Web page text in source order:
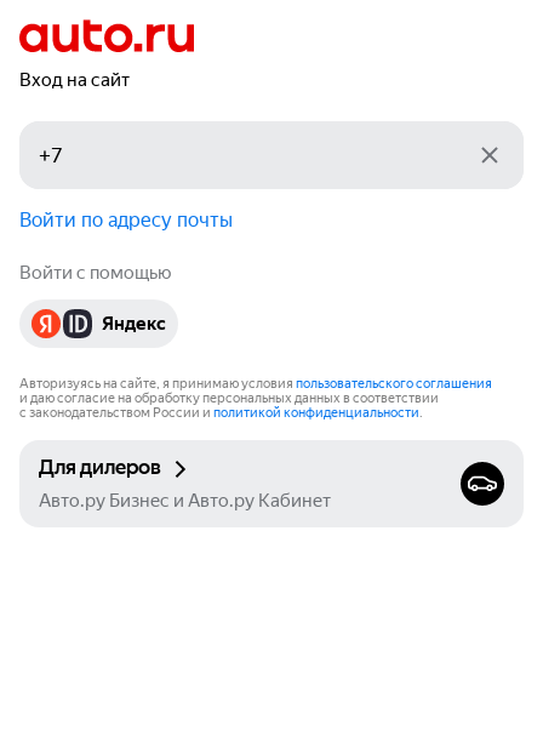
Вход на сайт
Войти по адресу почты
Войти с помощью
Яндекс
Авторизуясь на сайте, я принимаю условия пользовательского соглашения
и даю согласие на обработку персональных данных в соответствии
с законодательством России и политикой конфиденциальности.
Для дилеров
Авто.ру Бизнес и Авто.ру Кабинет